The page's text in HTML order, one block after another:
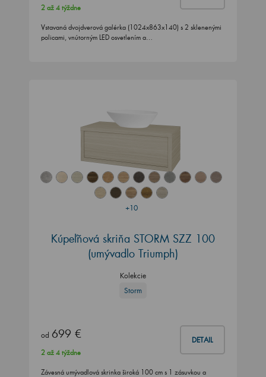
2 až 4 týždne
Vstavaná dvojdverová galérka (1024x863x140) s 2 sklenenými
policami, vnútorným LED osvetlením a…
+10
Kúpeľňová skriňa STORM SZZ 100
(umývadlo Triumph)
Kolekcie
Storm
od 699 € DETAIL
2 až 4 týždne
Závesná umývadlová skrinka široká 100 cm s 1 zásuvkou a